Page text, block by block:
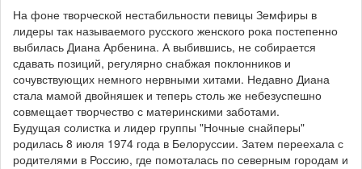
На фоне творческой нестабильности певицы Земфиры в
лидеры так называемого русского женского рока постепенно
выбилась Диана Арбенина. А выбившись, не собирается
сдавать позиций, регулярно снабжая поклонников и
сочувствующих немного нервными хитами. Недавно Диана
стала мамой двойняшек и теперь столь же небезуспешно
совмещает творчество с материнскими заботами.
Будущая солистка и лидер группы "Ночные снайперы"
родилась 8 июля 1974 года в Белоруссии. Затем переехала с
родителями в Россию, где помоталась по северным городам и